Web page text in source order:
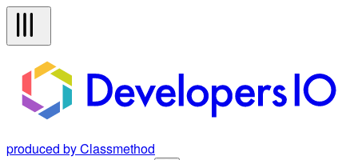
produced by Classmethod